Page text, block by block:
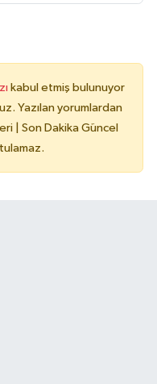
kabul etmiş bulunuyor
Yazılan yorumlardan
| Son Dakika Güncel